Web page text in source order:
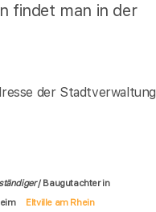
findet man in der
der
/ Baugutachter in
Eltville am Rhein